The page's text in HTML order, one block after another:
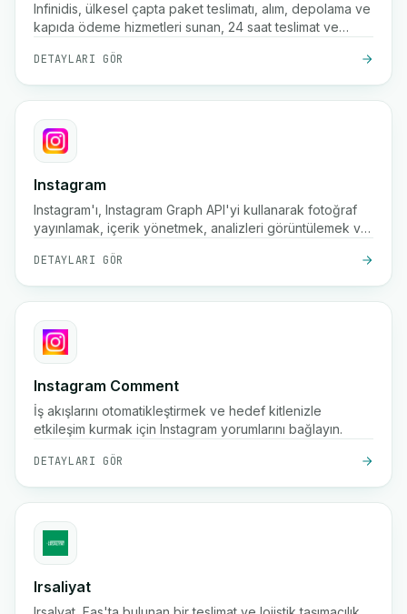
Infinidis, ülkesel çapta paket teslimatı, alım, depolama ve
kapıda ödeme hizmetleri sunan, 24 saat teslimat ve
sahip bir Fas lojistik şirketidir.
DETAYLARI GÖR
Instagram
Instagram'ı, Instagram Graph API'yi kullanarak fotoğraf
yayınlamak, içerik yönetmek, analizleri görüntülemek ve
DETAYLARI GÖR
Instagram Comment
İş akışlarını otomatikleştirmek ve hedef kitlenizle
etkileşim kurmak için Instagram yorumlarını bağlayın.
DETAYLARI GÖR
Irsaliyat